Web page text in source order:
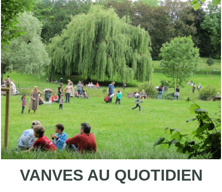
VANVES AU QUOTIDIEN